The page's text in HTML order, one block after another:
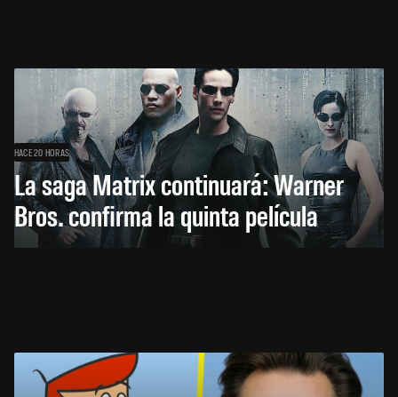
HACE 20 HORAS
La saga Matrix continuará: Warner
Bros. confirma la quinta película